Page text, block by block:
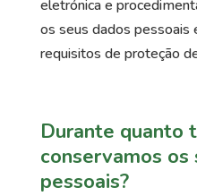
eletrónica e
os seus dados
requisitos de proteção
Durante quanto
conservamos os
pessoais?